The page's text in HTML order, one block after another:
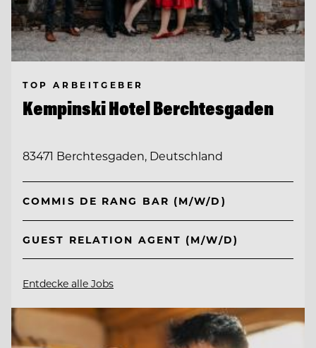
TOP ARBEITGEBER
Kempinski Hotel Berchtesgaden
83471 Berchtesgaden, Deutschland
COMMIS DE RANG BAR (M/W/D)
GUEST RELATION AGENT (M/W/D)
Entdecke alle Jobs